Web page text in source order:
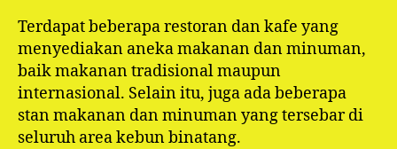
Terdapat beberapa restoran dan kafe yang
menyediakan aneka makanan dan minuman,
baik makanan tradisional maupun
internasional. Selain itu, juga ada beberapa
stan makanan dan minuman yang tersebar di
seluruh area kebun binatang.